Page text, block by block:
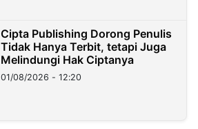
Cipta Publishing Dorong Penulis
Tidak Hanya Terbit, tetapi Juga
Melindungi Hak Ciptanya
01/08/2026 - 12:20